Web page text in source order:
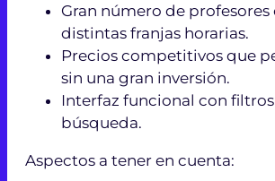
Gran número de
distintas franjas horarias.
Precios competitivos que
sin una gran inversión.
Interfaz funcional con
búsqueda.
Aspectos a tener en cuenta: